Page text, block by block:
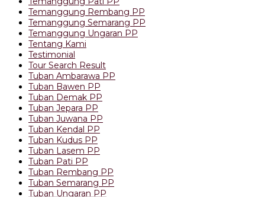
Temanggung Rembang PP
Temanggung Semarang PP
Temanggung Ungaran PP
Tentang Kami
Testimonial
Tour Search Result
Tuban Ambarawa PP
Tuban Bawen PP
Tuban Demak PP
Tuban Jepara PP
Tuban Juwana PP
Tuban Kendal PP
Tuban Kudus PP
Tuban Lasem PP
Tuban Pati PP
Tuban Rembang PP
Tuban Semarang PP
Tuban Ungaran PP